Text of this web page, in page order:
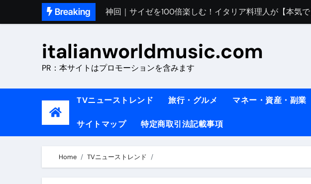
Breaking
初めてのイタリアで色気を出しすぎてほんまに申し訳な
イタリア人シェフに教わった｜ズッキーニのパスタ
「イタリア旅行最高！いつか移住したい！」と思ってい
イタリアNo. 1肉料理【ポルケッタ】スーパーの豚肉が大
ラビッド・ドッグズ （ブルーレイディスク）
【カルボナーラの世界】イタリア料理 #Shorts
italianworldmusic.com
PR：本サイトはプロモーションを含みます
TVニューストレンド 旅行・グルメ マネー・資産・副業
サイトマップ 特定商取引法記載事項
Home TVニューストレンド